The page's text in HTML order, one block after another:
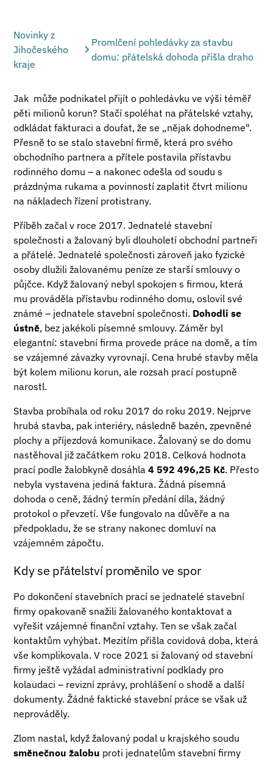
Novinky z
Jihočeského
kraje
Promlčení pohledávky za stavbu
domu: přátelská dohoda přišla draho
Jak může podnikatel přijít o pohledávku ve výši téměř
pěti milionů korun? Stačí spoléhat na přátelské vztahy,
odkládat fakturaci a doufat, že se „nějak dohodneme".
Přesně to se stalo stavební firmě, která pro svého
obchodního partnera a přítele postavila přístavbu
rodinného domu – a nakonec odešla od soudu s
prázdnýma rukama a povinností zaplatit čtvrt milionu
na nákladech řízení protistrany.
Příběh začal v roce 2017. Jednatelé stavební
společnosti a žalovaný byli dlouholetí obchodní partneři
a přátelé. Jednatelé společnosti zároveň jako fyzické
osoby dlužili žalovanému peníze ze starší smlouvy o
půjčce. Když žalovaný nebyl spokojen s firmou, která
mu prováděla přístavbu rodinného domu, oslovil své
známé – jednatele stavební společnosti. Dohodli se
ústně, bez jakékoli písemné smlouvy. Záměr byl
elegantní: stavební firma provede práce na domě, a tím
se vzájemné závazky vyrovnají. Cena hrubé stavby měla
být kolem milionu korun, ale rozsah prací postupně
narostl.
Stavba probíhala od roku 2017 do roku 2019. Nejprve
hrubá stavba, pak interiéry, následně bazén, zpevněné
plochy a příjezdová komunikace. Žalovaný se do domu
nastěhoval již začátkem roku 2018. Celková hodnota
prací podle žalobkyně dosáhla4 592 496,25 Kč. Přesto
nebyla vystavena jediná faktura. Žádná písemná
dohoda o ceně, žádný termín předání díla, žádný
protokol o převzetí. Vše fungovalo na důvěře a na
předpokladu, že se strany nakonec domluví na
vzájemném zápočtu.
Kdy se přátelství proměnilo ve spor
Po dokončení stavebních prací se jednatelé stavební
firmy opakovaně snažili žalovaného kontaktovat a
vyřešit vzájemné finanční vztahy. Ten se však začal
kontaktům vyhýbat. Mezitím přišla covidová doba, která
vše komplikovala. V roce 2021 si žalovaný od stavební
firmy ještě vyžádal administrativní podklady pro
kolaudaci – revizní zprávy, prohlášení o shodě a další
dokumenty. Žádné faktické stavební práce se však už
neprováděly.
Zlom nastal, když žalovaný podal u krajského soudu
směnečnou žalobu proti jednatelům stavební firmy